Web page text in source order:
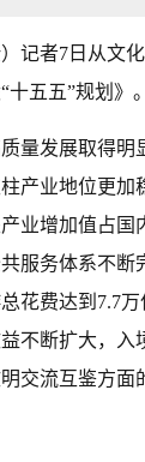
记者7日从文
五五”规划》。
量发展取得
产业地位更
业增加值占
服务体系不断
花费达到7.7
不断扩大，入
交流互鉴方